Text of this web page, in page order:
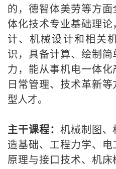
的，德智体美劳等方
体化技术专业基础理
计、机械设计和相关
识，具备计算、绘制
力，能从事机电一体化
日常管理、技术革新
型人才。
主干课程： 机械制图、
造基础、工程力学、
原理与接口技术、机